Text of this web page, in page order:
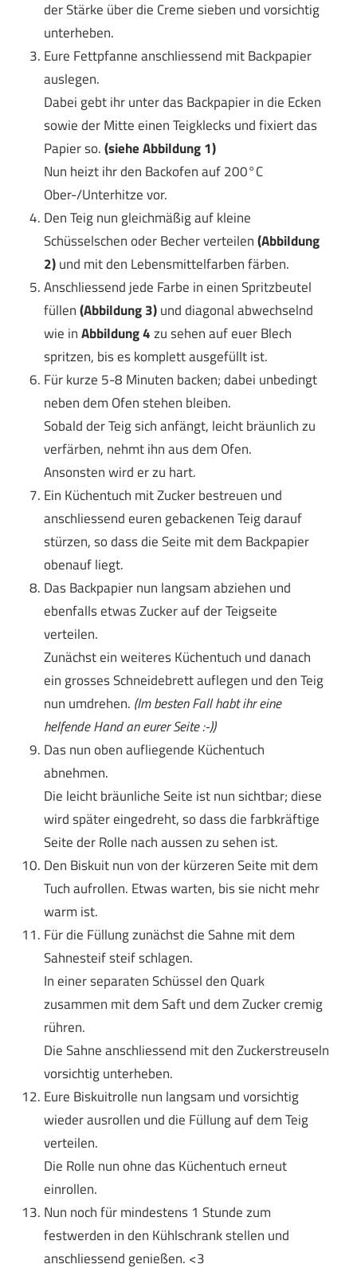
der Stärke über die Creme sieben und vorsichtig
unterheben.
Eure Fettpfanne anschliessend mit Backpapier
auslegen.
Dabei gebt ihr unter das Backpapier in die Ecken
sowie der Mitte einen Teigklecks und fixiert das
Papier so.(siehe Abbildung 1)
Nun heizt ihr den Backofen auf 200°C
Ober-/Unterhitze vor.
Den Teig nun gleichmäßig auf kleine
Schüsselschen oder Becher verteilen(Abbildung
2)und mit den Lebensmittelfarben färben.
Anschliessend jede Farbe in einen Spritzbeutel
füllen(Abbildung 3)und diagonal abwechselnd
wie inAbbildung 4zu sehen auf euer Blech
spritzen, bis es komplett ausgefüllt ist.
Für kurze 5-8 Minuten backen; dabei unbedingt
neben dem Ofen stehen bleiben.
Sobald der Teig sich anfängt, leicht bräunlich zu
verfärben, nehmt ihn aus dem Ofen.
Ansonsten wird er zu hart.
Ein Küchentuch mit Zucker bestreuen und
anschliessend euren gebackenen Teig darauf
stürzen, so dass die Seite mit dem Backpapier
obenauf liegt.
Das Backpapier nun langsam abziehen und
ebenfalls etwas Zucker auf der Teigseite
verteilen.
Zunächst ein weiteres Küchentuch und danach
ein grosses Schneidebrett auflegen und den Teig
nun umdrehen. (Im besten Fall habt ihr eine
helfende Hand an eurer Seite :-))
Das nun oben aufliegende Küchentuch
abnehmen.
Die leicht bräunliche Seite ist nun sichtbar; diese
wird später eingedreht, so dass die farbkräftige
Seite der Rolle nach aussen zu sehen ist.
Den Biskuit nun von der kürzeren Seite mit dem
Tuch aufrollen. Etwas warten, bis sie nicht mehr
warm ist.
Für die Füllung zunächst die Sahne mit dem
Sahnesteif steif schlagen.
In einer separaten Schüssel den Quark
zusammen mit dem Saft und dem Zucker cremig
rühren.
Die Sahne anschliessend mit den Zuckerstreuseln
vorsichtig unterheben.
Eure Biskuitrolle nun langsam und vorsichtig
wieder ausrollen und die Füllung auf dem Teig
verteilen.
Die Rolle nun ohne das Küchentuch erneut
einrollen.
Nun noch für mindestens 1 Stunde zum
festwerden in den Kühlschrank stellen und
anschliessend genießen. <3